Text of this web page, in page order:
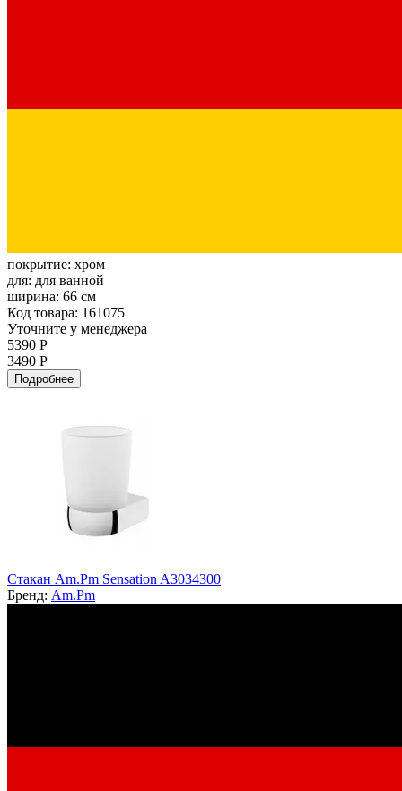
покрытие: хром
для: для ванной
ширина: 66 см
Код товара: 161075
Уточните у менеджера
5390 Р
3490 Р
Подробнее
Стакан Am.Pm Sensation A3034300
Бренд: Am.Pm